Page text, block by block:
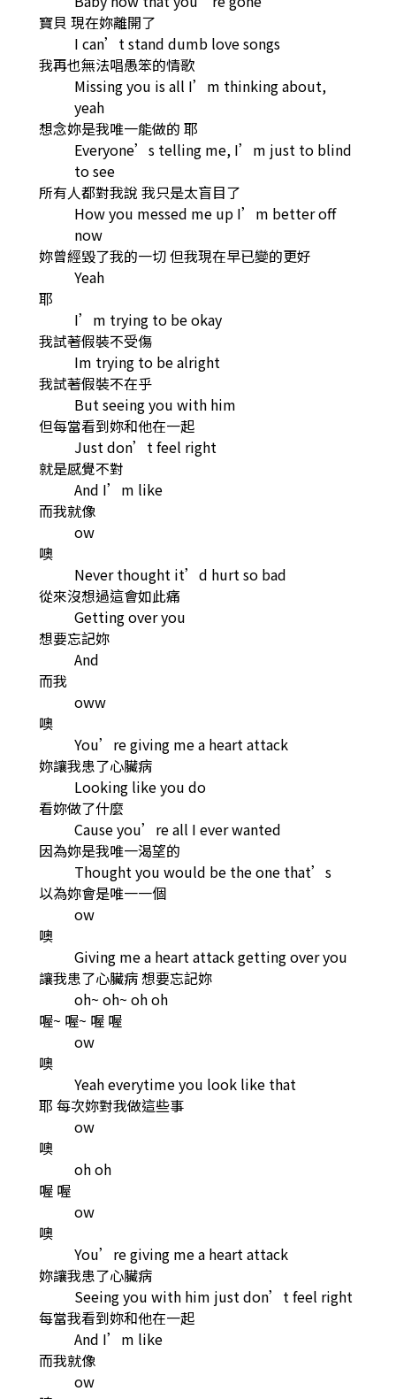
寶貝 現在妳離開了
I can’t stand dumb love songs
我再也無法唱愚笨的情歌
Missing you is all I’m thinking about,
yeah
想念妳是我唯一能做的 耶
Everyone’s telling me, I’m just to blind
to see
所有人都對我說 我只是太盲目了
How you messed me up I’m better off
now
妳曾經毀了我的一切 但我現在早已變的更好
Yeah
耶
I’m trying to be okay
我試著假裝不受傷
Im trying to be alright
我試著假裝不在乎
But seeing you with him
但每當看到妳和他在一起
Just don’t feel right
就是感覺不對
And I’m like
而我就像
ow
噢
Never thought it’d hurt so bad
從來沒想過這會如此痛
Getting over you
想要忘記妳
And
而我
oww
噢
You’re giving me a heart attack
妳讓我患了心臟病
Looking like you do
看妳做了什麼
Cause you’re all I ever wanted
因為妳是我唯一渴望的
Thought you would be the one that’s
以為妳會是唯一一個
ow
噢
Giving me a heart attack getting over you
讓我患了心臟病 想要忘記妳
oh~ oh~ oh oh
喔~ 喔~ 喔 喔
ow
噢
Yeah everytime you look like that
耶 每次妳對我做這些事
ow
噢
oh oh
喔 喔
ow
噢
You’re giving me a heart attack
妳讓我患了心臟病
Seeing you with him just don’t feel right
每當我看到妳和他在一起
And I’m like
而我就像
ow